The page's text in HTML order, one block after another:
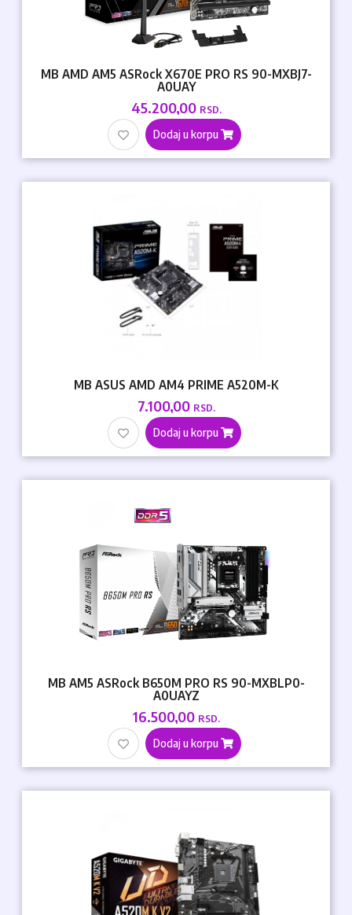
MB AMD AM5 ASRock X670E PRO RS 90-MXBJ7-
A0UAY
45.200,00 RSD.
Dodaj u korpu
MB ASUS AMD AM4 PRIME A520M-K
7.100,00 RSD.
Dodaj u korpu
MB AM5 ASRock B650M PRO RS 90-MXBLP0-
A0UAYZ
16.500,00 RSD.
Dodaj u korpu